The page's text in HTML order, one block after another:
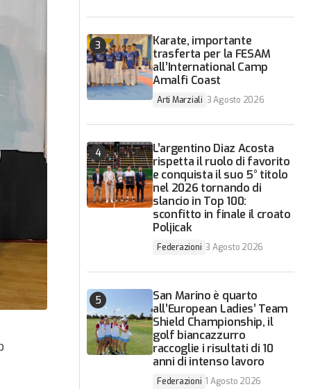
Karate, importante
trasferta per la FESAM
all’International Camp
Amalfi Coast
Arti Marziali 3 Agosto 2026
L’argentino Diaz Acosta
rispetta il ruolo di favorito
e conquista il suo 5° titolo
nel 2026 tornando di
slancio in Top 100:
sconfitto in finale il croato
Poljicak
Federazioni 3 Agosto 2026
San Marino è quarto
all’European Ladies’ Team
Shield Championship, il
golf biancazzurro
raccoglie i risultati di 10
anni di intenso lavoro
Federazioni 1 Agosto 2026